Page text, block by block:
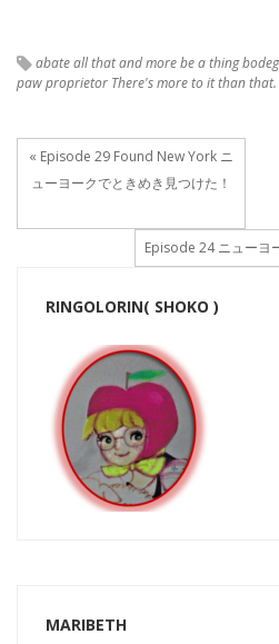
abateall that and morebe a thing
pawproprietor There's more to it than that.
« Episode 29 Found New York ニ
ューヨークでときめき見つけた！
Episode 24 ニュー
RINGOLORIN( SHOKO )
MARIBETH